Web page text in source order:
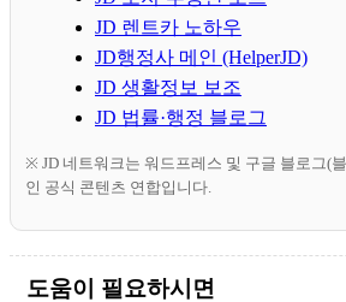
JD 렌트카 노하우
JD행정사 메인 (HelperJD)
JD 생활정보 보조
JD 법률·행정 블로그
※ JD 네트워크는 워드프레스 및 구글 블로그(
인 공식 콘텐츠 연합입니다.
도움이 필요하시면